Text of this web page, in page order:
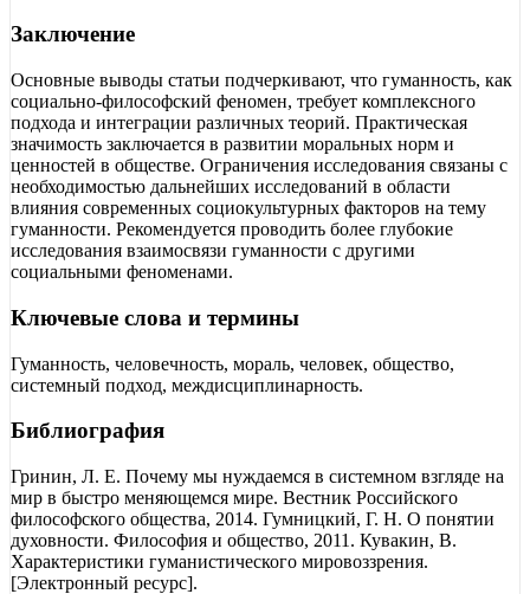
Заключение
Основные выводы статьи подчеркивают, что гуманность, как
социально-философский феномен, требует комплексного
подхода и интеграции различных теорий. Практическая
значимость заключается в развитии моральных норм и
ценностей в обществе. Ограничения исследования связаны с
необходимостью дальнейших исследований в области
влияния современных социокультурных факторов на тему
гуманности. Рекомендуется проводить более глубокие
исследования взаимосвязи гуманности с другими
социальными феноменами.
Ключевые слова и термины
Гуманность, человечность, мораль, человек, общество,
системный подход, междисциплинарность.
Библиография
Гринин, Л. Е. Почему мы нуждаемся в системном взгляде на
мир в быстро меняющемся мире. Вестник Российского
философского общества, 2014. Гумницкий, Г. Н. О понятии
духовности. Философия и общество, 2011. Кувакин, В.
Характеристики гуманистического мировоззрения.
[Электронный ресурс].